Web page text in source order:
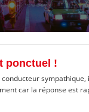
AÉROPORT
DISTANCE
ponctuel !
sympathique,
car la réponse est